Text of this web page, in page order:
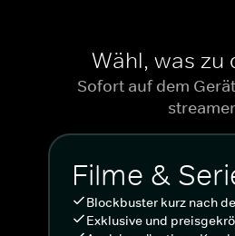
Wähl, was zu
Sofort auf dem
Filme &
Blockbuster kurz nach
Exklusive und